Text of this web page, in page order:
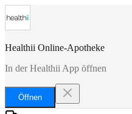
Healthii Online-Apotheke
In der Healthii App öffnen
Öffnen